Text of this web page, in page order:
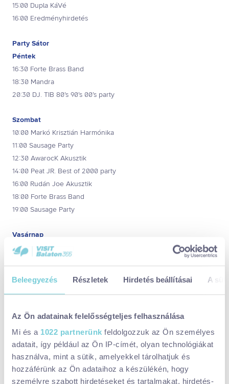
Beleegyezés Részletek Hirdetés beállításai A
Az Ön adatainak felelősségteljes felhasználása
Mi és a 1022 partnerünk feldolgozzuk az Ön személyes
adatait, így például az Ön IP-címét, olyan technológiákat
használva, mint a sütik, amelyekkel tárolhatjuk és
hozzáférünk az Ön adataihoz a készülékén, hogy
személyre szabott hirdetéseket és tartalmakat, hirdetés-
15:00 Dupla KáVé
16:00 Eredményhirdetés
Party Sátor
Péntek
16:30 Forte Brass Band
18:30 Mandra
20:30 DJ. TIB 80’s 90’s 00’s party
Szombat
10:00 Markó Krisztián Harmónika
11:00 Sausage Party
12:30 AwarocK Akusztik
14:00 Peat JR. Best of 2000 party
16:00 Rudán Joe Akusztik
18:00 Forte Brass Band
19:00 Sausage Party
Vasárnap
11:00 Markó Krisztián harmónika
Maradjatok több napig Fonyódon
Fonyód télen is különleges arcát mutatja, a reggeli kissé párás,
ködös idő misztikussá varázsolja a Balatont, az északi partot, a
friss levegőn sétálva egész nap csodás látványban lesz részetek.
Nézzétek meg a kedvenc strandotokról a naplementét is! Ehhez
persze melegebben fel kell öltözni, mint nyáron, de ne hagyjátok